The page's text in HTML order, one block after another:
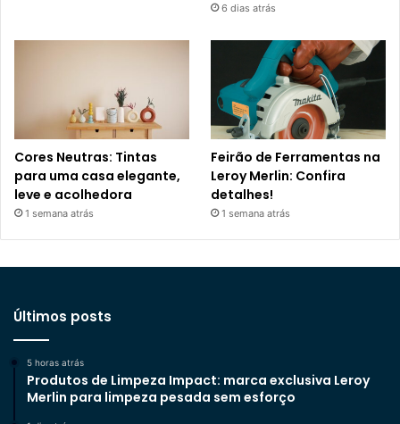
6 dias atrás
Cores Neutras: Tintas
para uma casa elegante,
leve e acolhedora
1 semana atrás
Feirão de Ferramentas na
Leroy Merlin: Confira
detalhes!
1 semana atrás
Últimos posts
5 horas atrás
Produtos de Limpeza Impact: marca exclusiva Leroy
Merlin para limpeza pesada sem esforço